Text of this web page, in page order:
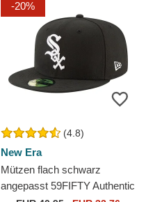
-20%
(4.8)
New Era
Mützen flach schwarz
angepasst 59FIFTY Authentic